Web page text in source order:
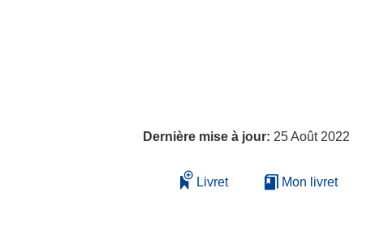
Dernière mise à jour: 25 Août 2022
Livret Mon livret